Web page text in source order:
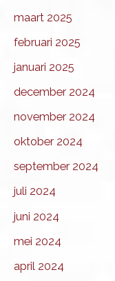
maart 2025
februari 2025
januari 2025
december 2024
november 2024
oktober 2024
september 2024
juli 2024
juni 2024
mei 2024
april 2024